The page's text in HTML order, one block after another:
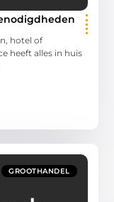
hotel of
heeft alles in huis
GROOTHANDEL